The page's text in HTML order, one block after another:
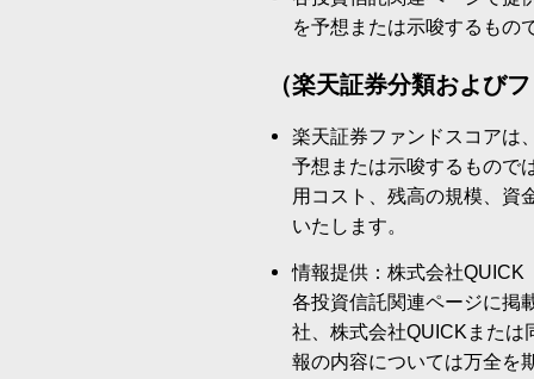
を予想または示唆するもの
（楽天証券分類および
楽天証券ファンドスコアは
予想または示唆するもので
用コスト、残高の規模、資
いたします。
情報提供：株式会社QUICK
各投資信託関連ページに掲
社、株式会社QUICKまたは
報の内容については万全を